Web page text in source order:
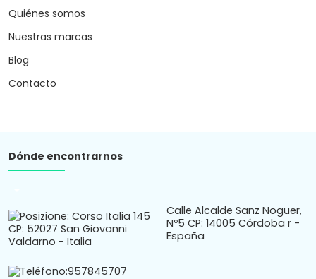
Quiénes somos
Nuestras marcas
Blog
Contacto
Dónde encontrarnos
Calle Alcalde Sanz Noguer,
Nº5 CP: 14005 Córdoba r -
España
Teléfono:957845707